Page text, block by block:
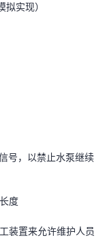
拟实现）
号，以禁止水泵继续
度
装置来允许维护人员